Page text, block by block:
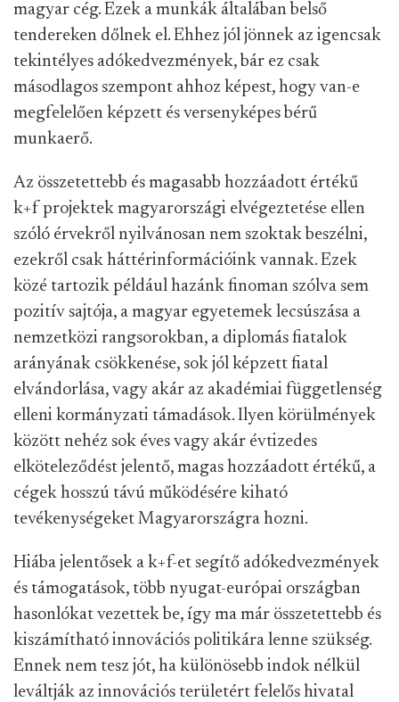
magyar cég. Ezek a munkák általában belső
tendereken dőlnek el. Ehhez jól jönnek az igencsak
tekintélyes adókedvezmények, bár ez csak
másodlagos szempont ahhoz képest, hogy van-e
megfelelően képzett és versenyképes bérű
munkaerő.
Az összetettebb és magasabb hozzáadott értékű
k+f projektek magyarországi elvégeztetése ellen
szóló érvekről nyilvánosan nem szoktak beszélni,
ezekről csak háttérinformációink vannak. Ezek
közé tartozik például hazánk finoman szólva sem
pozitív sajtója, a magyar egyetemek lecsúszása a
nemzetközi rangsorokban, a diplomás fiatalok
arányának csökkenése, sok jól képzett fiatal
elvándorlása, vagy akár az akadémiai függetlenség
elleni kormányzati támadások. Ilyen körülmények
között nehéz sok éves vagy akár évtizedes
elköteleződést jelentő, magas hozzáadott értékű, a
cégek hosszú távú működésére kiható
tevékenységeket Magyarországra hozni.
Hiába jelentősek a k+f-et segítő adókedvezmények
és támogatások, több nyugat-európai országban
hasonlókat vezettek be, így ma már összetettebb és
kiszámítható innovációs politikára lenne szükség.
Ennek nem tesz jót, ha különösebb indok nélkül
leváltják az innovációs területért felelős hivatal